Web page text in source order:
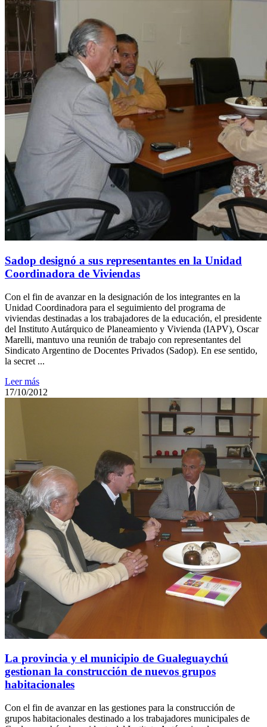
Sadop designó a sus representantes en la Unidad
Coordinadora de Viviendas
Con el fin de avanzar en la designación de los integrantes en la
Unidad Coordinadora para el seguimiento del programa de
viviendas destinadas a los trabajadores de la educación, el presidente
del Instituto Autárquico de Planeamiento y Vivienda (IAPV), Oscar
Marelli, mantuvo una reunión de trabajo con representantes del
Sindicato Argentino de Docentes Privados (Sadop). En ese sentido,
la secret ...
Leer más
17/10/2012
La provincia y el municipio de Gualeguaychú
gestionan la construcción de nuevos grupos
habitacionales
Con el fin de avanzar en las gestiones para la construcción de
grupos habitacionales destinado a los trabajadores municipales de